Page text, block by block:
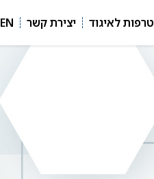
לאיגוד יצירת קשר EN